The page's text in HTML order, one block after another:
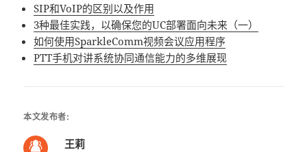
SIP和VoIP的区别以及作用
3种最佳实践，以确保您的UC部署面向未来（一）
如何使用SparkleComm视频会议应用程序
PTT手机对讲系统协同通信能力的多维展现
本文发布者:
王莉